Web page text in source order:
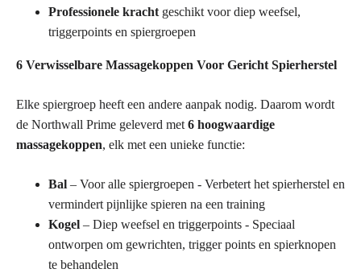
Professionele kracht geschikt voor diep weefsel,
triggerpoints en spiergroepen
6 Verwisselbare Massagekoppen Voor Gericht Spierherstel
Elke spiergroep heeft een andere aanpak nodig. Daarom wordt
de Northwall Prime geleverd met 6 hoogwaardige
massagekoppen, elk met een unieke functie:
Bal – Voor alle spiergroepen - Verbetert het spierherstel en
vermindert pijnlijke spieren na een training
Kogel – Diep weefsel en triggerpoints - Speciaal
ontworpen om gewrichten, trigger points en spierknopen
te behandelen